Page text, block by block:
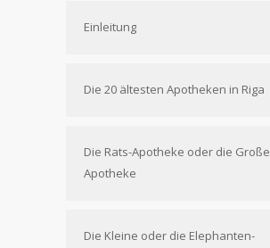
Einleitung
Die 20 ältesten Apotheken in Riga
Die Rats-Apotheke oder die Große
Apotheke
Die Kleine oder die Elephanten-